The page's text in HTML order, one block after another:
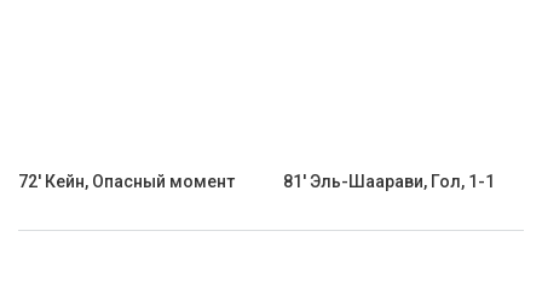
72' Кейн, Опасный момент 81' Эль-Шаарави, Гол, 1-1